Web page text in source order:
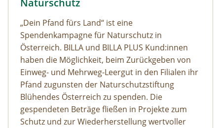
Naturschutz
„Dein Pfand fürs Land“ ist eine
Spendenkampagne für Naturschutz in
Österreich. BILLA und BILLA PLUS Kund:innen
haben die Möglichkeit, beim Zurückgeben von
Einweg- und Mehrweg-Leergut in den Filialen ihr
Pfand zugunsten der Naturschutzstiftung
Blühendes Österreich zu spenden. Die
gespendeten Beträge fließen in Projekte zum
Schutz und zur Wiederherstellung wertvoller